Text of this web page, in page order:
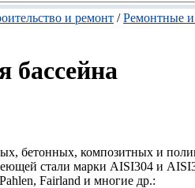
и ремонт /Ремонтные и
бассейна
бетонных, композитных и
стали марки AISI304 и
Fairland и многие др.: